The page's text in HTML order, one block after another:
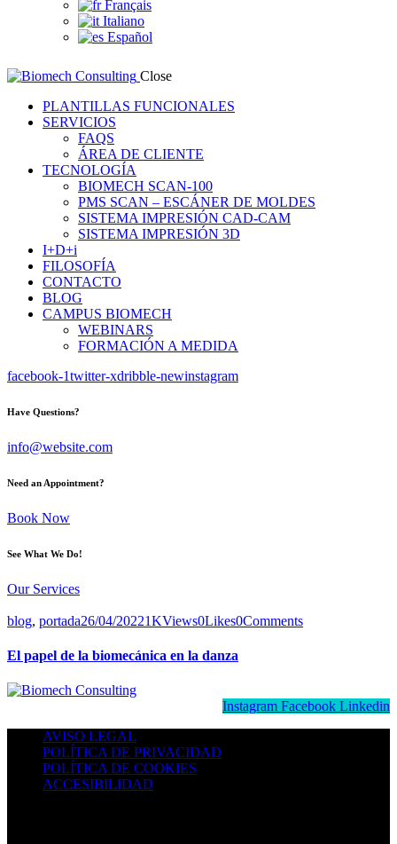
Français
Italiano
Español
Close
PLANTILLAS FUNCIONALES
SERVICIOS
FAQS
ÁREA DE CLIENTE
TECNOLOGÍA
BIOMECH SCAN-100
PMS SCAN – ESCÁNER DE MOLDES
SISTEMA IMPRESIÓN CAD-CAM
SISTEMA IMPRESIÓN 3D
I+D+i
FILOSOFÍA
CONTACTO
BLOG
CAMPUS BIOMECH
WEBINARS
FORMACIÓN A MEDIDA
facebook-1twitter-xdribble-newinstagram
Have Questions?
info@website.com
Need an Appointment?
Book Now
See What We Do!
Our Services
blog, portada26/04/20221KViews0Likes0Comments
El papel de la biomecánica en la danza
Instagram Facebook Linkedin
AVISO LEGAL
POLÍTICA DE PRIVACIDAD
POLÍTICA DE COOKIES
ACCESIBILIDAD